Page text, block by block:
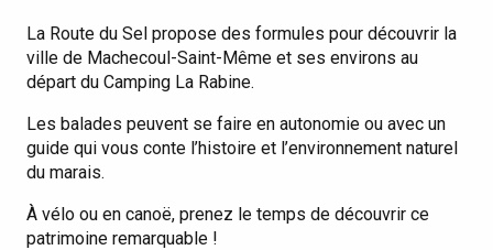
La Route du Sel propose des formules pour découvrir la
ville de Machecoul-Saint-Même et ses environs au
départ du Camping La Rabine.
Les balades peuvent se faire en autonomie ou avec un
guide qui vous conte l’histoire et l’environnement naturel
du marais.
À vélo ou en canoë, prenez le temps de découvrir ce
patrimoine remarquable !